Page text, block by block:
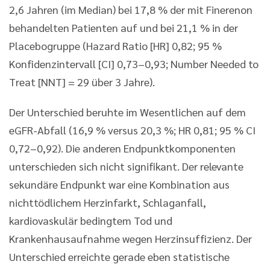
2,6 Jahren (im Median) bei 17,8 % der mit Finerenon
behandelten Patienten auf und bei 21,1 % in der
Placebogruppe (Hazard Ratio [HR] 0,82; 95 %
Konfidenzintervall [CI] 0,73–0,93; Number Needed to
Treat [NNT] = 29 über 3 Jahre).
Der Unterschied beruhte im Wesentlichen auf dem
eGFR-Abfall (16,9 % versus 20,3 %; HR 0,81; 95 % CI
0,72–0,92). Die anderen Endpunktkomponenten
unterschieden sich nicht signifikant. Der relevante
sekundäre Endpunkt war eine Kombination aus
nichttödlichem Herzinfarkt, Schlaganfall,
kardiovaskulär bedingtem Tod und
Krankenhausaufnahme wegen Herzinsuffizienz. Der
Unterschied erreichte gerade eben statistische